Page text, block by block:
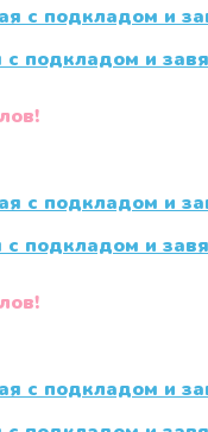
подкладом и
подкладом и